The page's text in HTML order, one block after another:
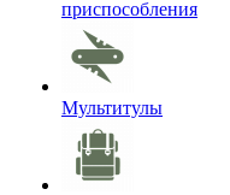
приспособления
Мультитулы